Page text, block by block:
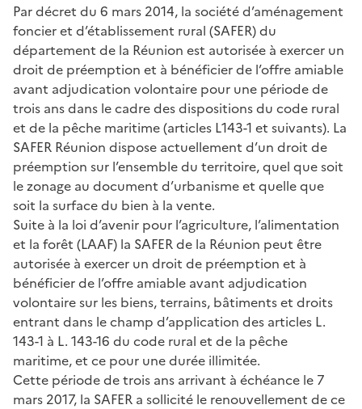
Par décret du 6 mars 2014, la société d’aménagement
foncier et d’établissement rural (SAFER) du
département de la Réunion est autorisée à exercer un
droit de préemption et à bénéficier de l’offre amiable
avant adjudication volontaire pour une période de
trois ans dans le cadre des dispositions du code rural
et de la pêche maritime (articles L143-1 et suivants). La
SAFER Réunion dispose actuellement d’un droit de
préemption sur l’ensemble du territoire, quel que soit
le zonage au document d’urbanisme et quelle que
soit la surface du bien à la vente.
Suite à la loi d’avenir pour l’agriculture, l’alimentation
et la forêt (LAAF) la SAFER de la Réunion peut être
autorisée à exercer un droit de préemption et à
bénéficier de l’offre amiable avant adjudication
volontaire sur les biens, terrains, bâtiments et droits
entrant dans le champ d’application des articles L.
143-1 à L. 143-16 du code rural et de la pêche
maritime, et ce pour une durée illimitée.
Cette période de trois ans arrivant à échéance le 7
mars 2017, la SAFER a sollicité le renouvellement de ce